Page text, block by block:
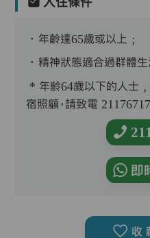
．年齡達65歲或以上﹔
．精神狀態適合過群體生
* 年齡64歲以下的人士
宿照顧，請致電 21176717
即
收